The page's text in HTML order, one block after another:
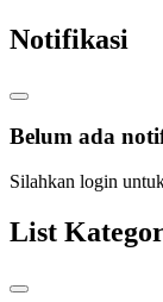
Notifikasi
Belum ada
Silahkan login
List